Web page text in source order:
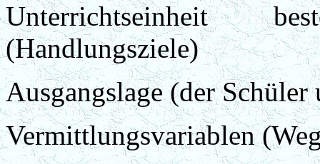
Unterrichtseinheit
(Handlungsziele)
Ausgangslage (der Schüler
Vermittlungsvariablen